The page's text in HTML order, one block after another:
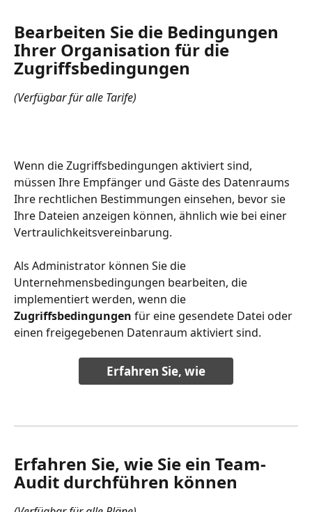
Bearbeiten Sie die Bedingungen
Ihrer Organisation für die
Zugriffsbedingungen
(Verfügbar für alle Tarife)
Wenn die Zugriffsbedingungen aktiviert sind,
müssen Ihre Empfänger und Gäste des Datenraums
Ihre rechtlichen Bestimmungen einsehen, bevor sie
Ihre Dateien anzeigen können, ähnlich wie bei einer
Vertraulichkeitsvereinbarung.
Als Administrator können Sie die
Unternehmensbedingungen bearbeiten, die
implementiert werden, wenn die
Zugriffsbedingungen für eine gesendete Datei oder
einen freigegebenen Datenraum aktiviert sind.
Erfahren Sie, wie
Erfahren Sie, wie Sie ein Team-
Audit durchführen können